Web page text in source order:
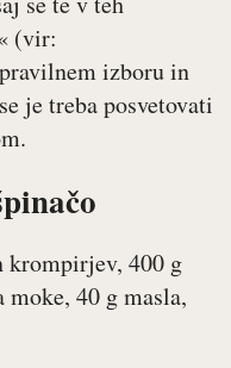
(vir:
izboru in
je treba posvetovati
krompirjev, 400 g
moke, 40 g masla,